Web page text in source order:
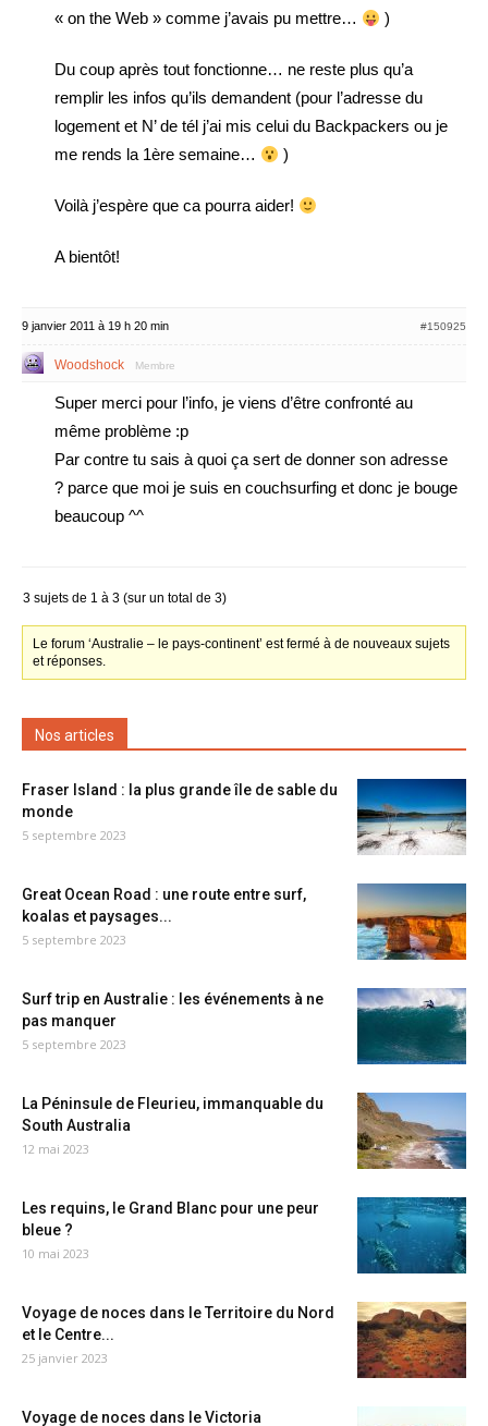
« on the Web » comme j’avais pu mettre…
)
Du coup après tout fonctionne… ne reste plus qu’a
remplir les infos qu’ils demandent (pour l’adresse du
logement et N’ de tél j’ai mis celui du Backpackers ou je
me rends la 1ère semaine…
)
Voilà j’espère que ca pourra aider!
A bientôt!
9 janvier 2011 à 19 h 20 min #150925
Woodshock Membre
Super merci pour l’info, je viens d’être confronté au
même problème :p
Par contre tu sais à quoi ça sert de donner son adresse
? parce que moi je suis en couchsurfing et donc je bouge
beaucoup ^^
3 sujets de 1 à 3 (sur un total de 3)
Le forum ‘Australie – le pays-continent’ est fermé à de nouveaux sujets
et réponses.
Nos articles
Fraser Island : la plus grande île de sable du
monde
5 septembre 2023
Great Ocean Road : une route entre surf,
koalas et paysages...
5 septembre 2023
Surf trip en Australie : les événements à ne
pas manquer
5 septembre 2023
La Péninsule de Fleurieu, immanquable du
South Australia
12 mai 2023
Les requins, le Grand Blanc pour une peur
bleue ?
10 mai 2023
Voyage de noces dans le Territoire du Nord
et le Centre...
25 janvier 2023
Voyage de noces dans le Victoria